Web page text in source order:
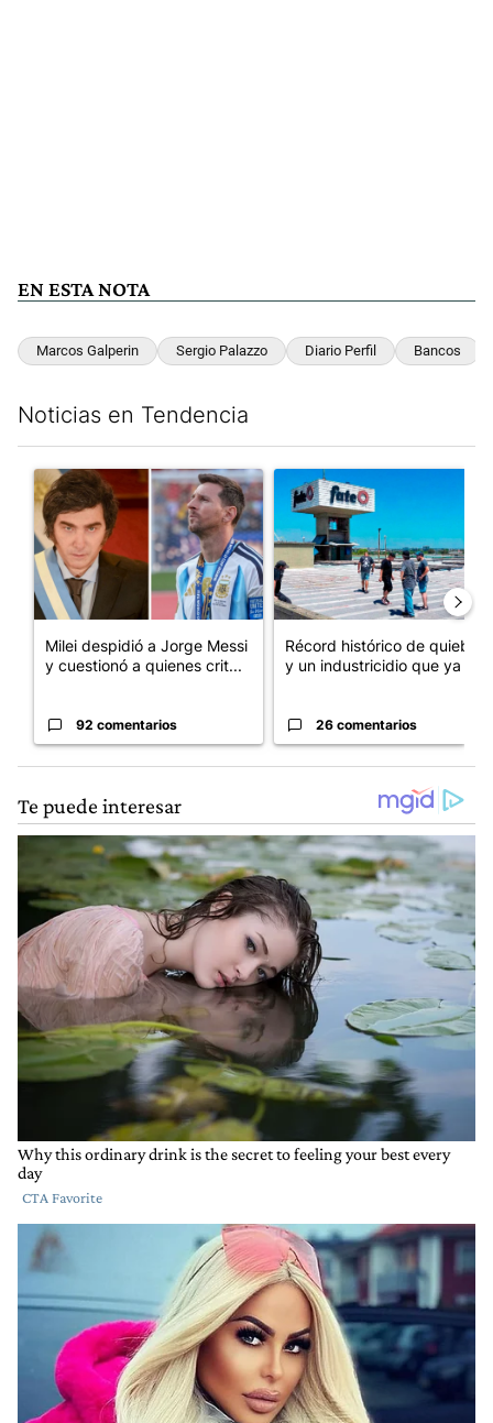
EN ESTA NOTA
Marcos Galperin Sergio Palazzo Diario Perfil Bancos
Noticias en Tendencia
Un artículo de tendencia con el título "Milei despidió a Jorge
Milei despidió a Jorge Messi
y cuestionó a quienes crit...
92 comentarios
Un artículo de tendencia
Récord histórico de quiebras
y un industricidio que ya ...
26 comentarios